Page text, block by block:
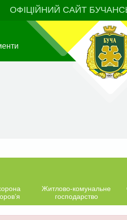
ОФІЦІЙНИЙ САЙТ
Житлово-комунальне
господарство